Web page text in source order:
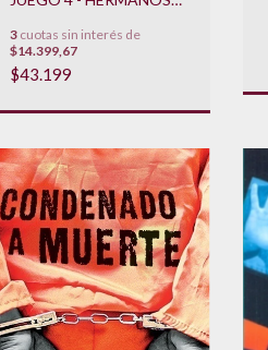
3 cuotas sin interés de
$14.399,67
$43.199